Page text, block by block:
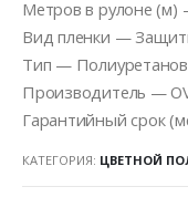
Метров в рулоне (м)
Вид пленки —
Тип —
Производитель —
Гарантийный срок
КАТЕГОРИЯ: ЦВЕТНОЙ